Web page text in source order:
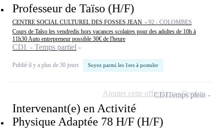
Professeur de Taïso (H/F)
CENTRE SOCIAL CULTUREL DES FOSSES JEAN - 92 - COLOMBES
Cours de Taîso les vendredis hors vacances scolaires pour des adultes de 10h à
11h30 Auto entrepreneur possible 30€ de l'heure
CDI - Temps partiel
Publié il y a plus de 30 jours Soyez parmi les 1ers à postuler
Intervenant(e) en Activité
Physique Adaptée 78 H/F (H/F)
CDITemps plein
Ajouter cette offre à ma sélection